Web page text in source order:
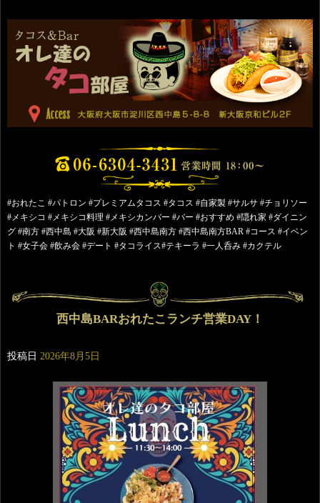
#おれたこ #パトロン #プレミアムタコス #タコス #自家製 #サルサ #チョリソー
#メキシコ #メキシコ料理 #メキシカンバー #バー #おすすめ #隠れ家 #ダイニン
グ #南方 #西中島 #大阪 #新大阪 #西中島南方 #西中島南方BAR #コース #イベン
ト #女子会 #飲み会 #デート #タコライス#テキーラ #一人呑み #カクテル
西中島BARおれたこランチ営業DAY！
投稿日 2026年8月5日